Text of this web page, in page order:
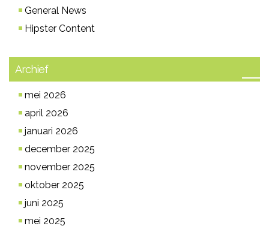
General News
Hipster Content
Archief
mei 2026
april 2026
januari 2026
december 2025
november 2025
oktober 2025
juni 2025
mei 2025